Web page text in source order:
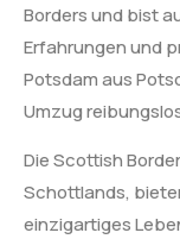
Borders und bist
Erfahrungen und
Potsdam aus
Umzug
Die Scottish
Schottlands,
einzigartiges